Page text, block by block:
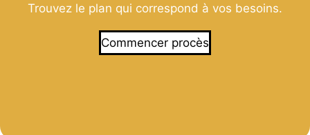
Trouvez le plan qui correspond à vos besoins.
Commencer procès